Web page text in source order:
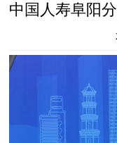
中国人寿阜阳